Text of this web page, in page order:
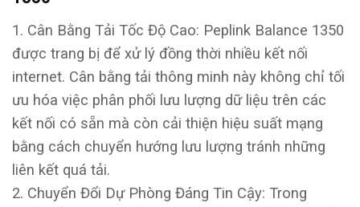
1. Cân Bằng Tải Tốc Độ Cao: Peplink Balance 1350
được trang bị để xử lý đồng thời nhiều kết nối
internet. Cân bằng tải thông minh này không chỉ tối
ưu hóa việc phân phối lưu lượng dữ liệu trên các
kết nối có sẵn mà còn cải thiện hiệu suất mạng
bằng cách chuyển hướng lưu lượng tránh những
liên kết quá tải.
2. Chuyển Đổi Dự Phòng Đáng Tin Cậy: Trong